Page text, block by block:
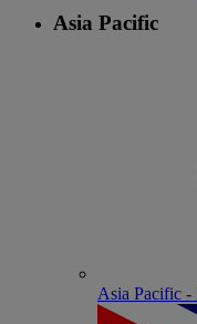
Asia Pacific
Asia Pacific -